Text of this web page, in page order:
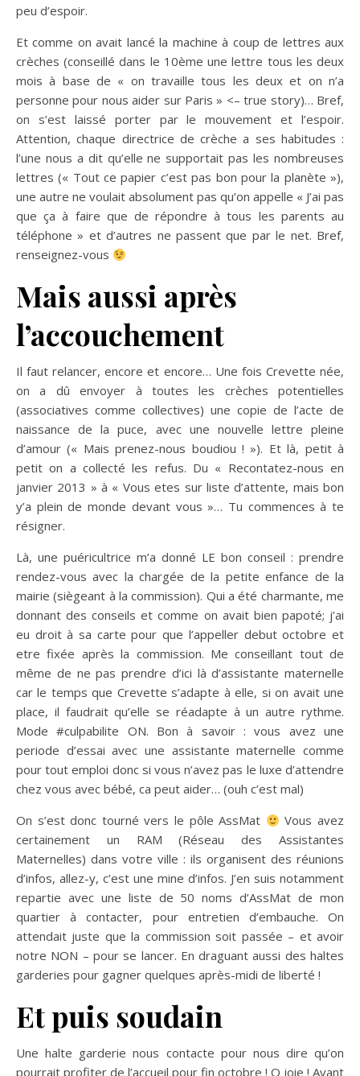
peu d’espoir.
Et comme on avait lancé la machine à coup de lettres aux
crèches (conseillé dans le 10ème une lettre tous les deux
mois à base de « on travaille tous les deux et on n’a
personne pour nous aider sur Paris » <– true story)… Bref,
on s’est laissé porter par le mouvement et l’espoir.
Attention, chaque directrice de crèche a ses habitudes :
l’une nous a dit qu’elle ne supportait pas les nombreuses
lettres (« Tout ce papier c’est pas bon pour la planète »),
une autre ne voulait absolument pas qu’on appelle « J’ai pas
que ça à faire que de répondre à tous les parents au
téléphone » et d’autres ne passent que par le net. Bref,
renseignez-vous
Mais aussi après
l’accouchement
Il faut relancer, encore et encore… Une fois Crevette née,
on a dû envoyer à toutes les crèches potentielles
(associatives comme collectives) une copie de l’acte de
naissance de la puce, avec une nouvelle lettre pleine
d’amour (« Mais prenez-nous boudiou ! »). Et là, petit à
petit on a collecté les refus. Du « Recontatez-nous en
janvier 2013 » à « Vous etes sur liste d’attente, mais bon
y’a plein de monde devant vous »… Tu commences à te
résigner.
Là, une puéricultrice m’a donné LE bon conseil : prendre
rendez-vous avec la chargée de la petite enfance de la
mairie (siègeant à la commission). Qui a été charmante, me
donnant des conseils et comme on avait bien papoté; j’ai
eu droit à sa carte pour que l’appeller debut octobre et
etre fixée après la commission. Me conseillant tout de
même de ne pas prendre d’ici là d’assistante maternelle
car le temps que Crevette s’adapte à elle, si on avait une
place, il faudrait qu’elle se réadapte à un autre rythme.
Mode #culpabilite ON. Bon à savoir : vous avez une
periode d’essai avec une assistante maternelle comme
pour tout emploi donc si vous n’avez pas le luxe d’attendre
chez vous avec bébé, ca peut aider… (ouh c’est mal)
On s’est donc tourné vers le pôle AssMat
Vous avez
certainement un RAM (Réseau des Assistantes
Maternelles) dans votre ville : ils organisent des réunions
d’infos, allez-y, c’est une mine d’infos. J’en suis notamment
repartie avec une liste de 50 noms d’AssMat de mon
quartier à contacter, pour entretien d’embauche. On
attendait juste que la commission soit passée – et avoir
notre NON – pour se lancer. En draguant aussi des haltes
garderies pour gagner quelques après-midi de liberté !
Et puis soudain
Une halte garderie nous contacte pour nous dire qu’on
pourrait profiter de l’accueil pour fin octobre ! O joie ! Avant